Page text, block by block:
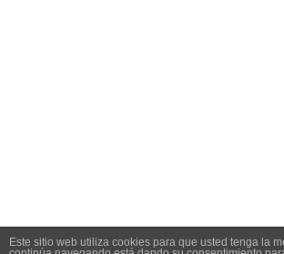
Este sitio web utiliza cookies para que usted tenga la